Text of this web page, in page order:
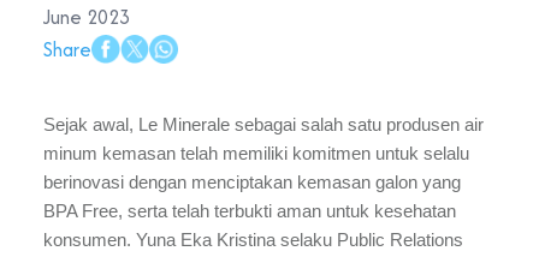
June 2023
Share
Sejak awal, Le Minerale sebagai salah satu produsen air
minum kemasan telah memiliki komitmen untuk selalu
berinovasi dengan menciptakan kemasan galon yang
BPA Free, serta telah terbukti aman untuk kesehatan
konsumen. Yuna Eka Kristina selaku Public Relations